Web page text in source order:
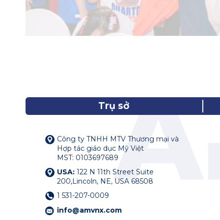
Trụ sở
Công ty TNHH MTV Thương mại và
Hợp tác giáo dục Mỹ Việt
MST: 0103697689
USA:122 N 11th Street Suite
200,Lincoln, NE, USA 68508
1 531-207-0009
info@amvnx.com